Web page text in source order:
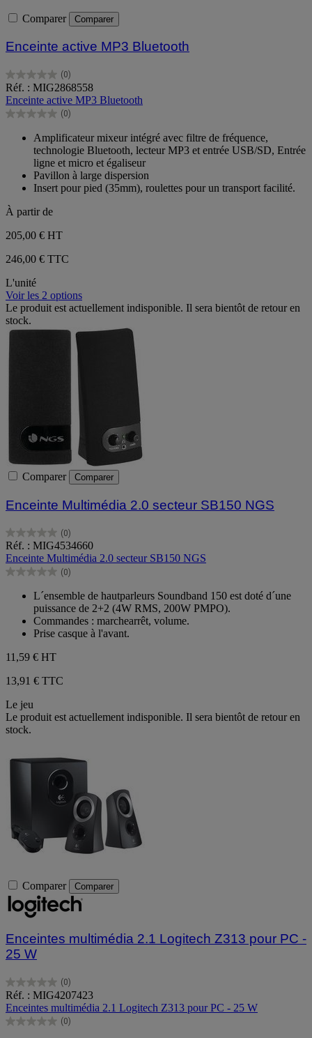
Comparer Comparer
Enceinte active MP3 Bluetooth
(0)
0.0
sur
5
étoiles.
Réf. : MIG2868558
Enceinte active MP3 Bluetooth
(0)
0.0
étoiles.
Amplificateur mixeur intégré avec filtre de fréquence,
technologie Bluetooth, lecteur MP3 et entrée USB/SD, Entrée
ligne et micro et égaliseur
Pavillon à large dispersion
Insert pour pied (35mm), roulettes pour un transport facilité.
À partir de
205,00 € HT
246,00 € TTC
L'unité
Voir les 2 options
Le produit est actuellement indisponible. Il sera bientôt de retour en
stock.
Comparer Comparer
Enceinte Multimédia 2.0 secteur SB150 NGS
(0)
0.0
sur
5
étoiles.
Réf. : MIG4534660
Enceinte Multimédia 2.0 secteur SB150 NGS
(0)
0.0
étoiles.
L´ensemble de hautparleurs Soundband 150 est doté d´une
puissance de 2+2 (4W RMS, 200W PMPO).
Commandes : marchearrêt, volume.
Prise casque à l'avant.
11,59 € HT
13,91 € TTC
Le jeu
Le produit est actuellement indisponible. Il sera bientôt de retour en
stock.
Comparer Comparer
Enceintes multimédia 2.1 Logitech Z313 pour PC -
25 W
(0)
0.0
sur
5
étoiles.
Réf. : MIG4207423
Enceintes multimédia 2.1 Logitech Z313 pour PC - 25 W
(0)
0.0